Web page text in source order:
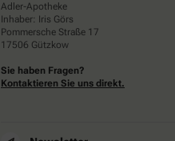
Adler-Apotheke
Inhaber: Iris Görs
Pommersche Straße 17
17506 Gützkow
Sie haben Fragen?
Kontaktieren Sie uns direkt.